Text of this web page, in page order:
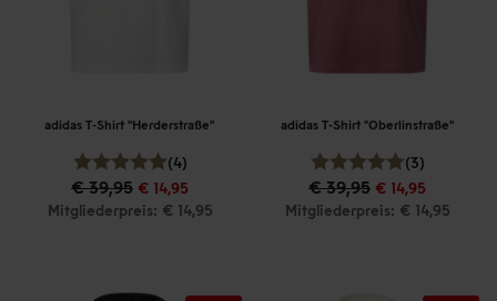
adidas T-Shirt "Herderstraße"
(4)
€ 39,95 € 14,95
Mitgliederpreis: € 14,95
adidas T-Shirt "Oberlinstraße"
(3)
€ 39,95 € 14,95
Mitgliederpreis: € 14,95